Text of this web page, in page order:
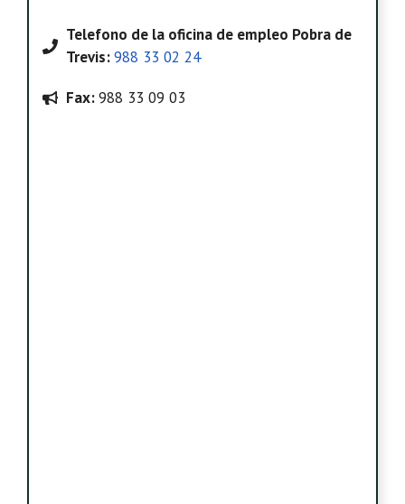
Telefono de la oficina de empleo Pobra de
Trevis:988 33 02 24
Fax:988 33 09 03